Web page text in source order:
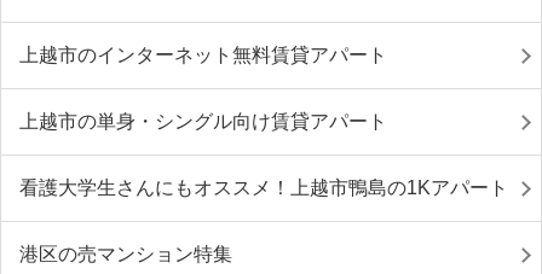
上越市のインターネット無料賃貸アパート
上越市の単身・シングル向け賃貸アパート
看護大学生さんにもオススメ！上越市鴨島の1Kアパート
港区の売マンション特集